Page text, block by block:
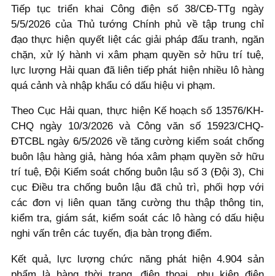
Tiếp tục triển khai Công điện số 38/CĐ-TTg ngày
5/5/2026 của Thủ tướng Chính phủ về tập trung chỉ
đạo thực hiện quyết liệt các giải pháp đấu tranh, ngăn
chặn, xử lý hành vi xâm phạm quyền sở hữu trí tuệ,
lực lượng Hải quan đã liên tiếp phát hiện nhiều lô hàng
quá cảnh và nhập khẩu có dấu hiệu vi phạm.
Theo Cục Hải quan, thực hiện Kế hoạch số 13576/KH-
CHQ ngày 10/3/2026 và Công văn số 15923/CHQ-
ĐTCBL ngày 6/5/2026 về tăng cường kiểm soát chống
buôn lậu hàng giả, hàng hóa xâm phạm quyền sở hữu
trí tuệ, Đội Kiểm soát chống buôn lậu số 3 (Đội 3), Chi
cục Điều tra chống buôn lậu đã chủ trì, phối hợp với
các đơn vị liên quan tăng cường thu thập thông tin,
kiểm tra, giám sát, kiểm soát các lô hàng có dấu hiệu
nghi vấn trên các tuyến, địa bàn trọng điểm.
Kết quả, lực lượng chức năng phát hiện 4.904 sản